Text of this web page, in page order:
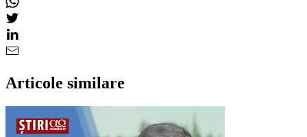
Articole similare